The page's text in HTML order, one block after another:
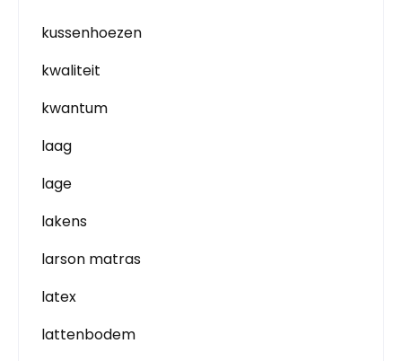
kussenhoezen
kwaliteit
kwantum
laag
lage
lakens
larson matras
latex
lattenbodem